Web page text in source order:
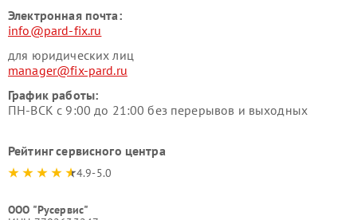
Электронная почта:
info@pard-fix.ru
для юридических лиц
manager@fix-pard.ru
График работы:
ПН-ВСК с 9:00 до 21:00 без перерывов и выходных
Рейтинг сервисного центра
4.9-5.0
ООО "Русервис"